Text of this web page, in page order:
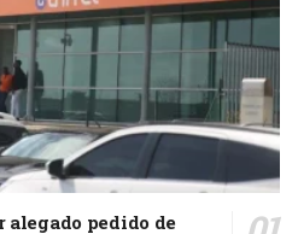
alegado pedido de